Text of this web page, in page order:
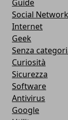
Guide
Social Network
Internet
Geek
Senza
Curiosità
Sicurezza
Software
Antivirus
Google